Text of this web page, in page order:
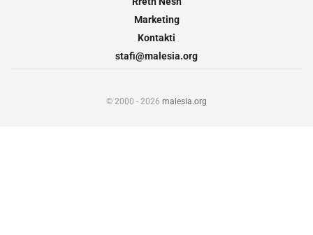
Marketing
Kontakti
stafi@malesia.org
© 2000 - 2026 malesia.org